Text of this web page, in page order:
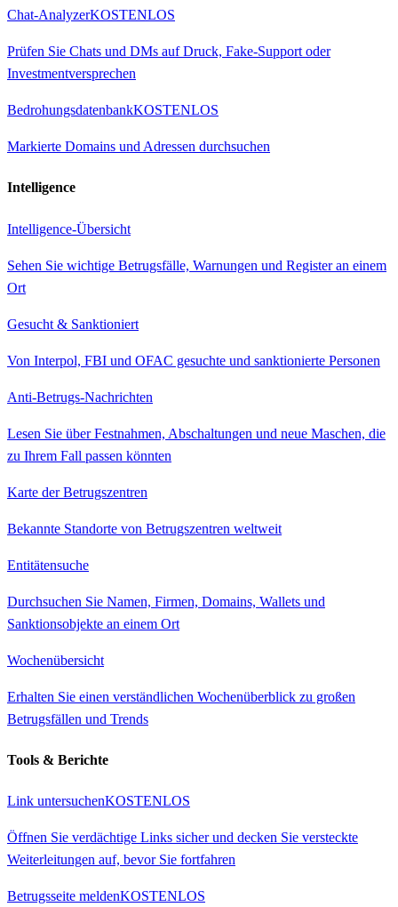
Chat-AnalyzerKOSTENLOS
Prüfen Sie Chats und DMs auf Druck, Fake-Support oder
Investmentversprechen
BedrohungsdatenbankKOSTENLOS
Markierte Domains und Adressen durchsuchen
Intelligence
Intelligence-Übersicht
Sehen Sie wichtige Betrugsfälle, Warnungen und Register an einem
Ort
Gesucht & Sanktioniert
Von Interpol, FBI und OFAC gesuchte und sanktionierte Personen
Anti-Betrugs-Nachrichten
Lesen Sie über Festnahmen, Abschaltungen und neue Maschen, die
zu Ihrem Fall passen könnten
Karte der Betrugszentren
Bekannte Standorte von Betrugszentren weltweit
Entitätensuche
Durchsuchen Sie Namen, Firmen, Domains, Wallets und
Sanktionsobjekte an einem Ort
Wochenübersicht
Erhalten Sie einen verständlichen Wochenüberblick zu großen
Betrugsfällen und Trends
Tools & Berichte
Link untersuchenKOSTENLOS
Öffnen Sie verdächtige Links sicher und decken Sie versteckte
Weiterleitungen auf, bevor Sie fortfahren
Betrugsseite meldenKOSTENLOS